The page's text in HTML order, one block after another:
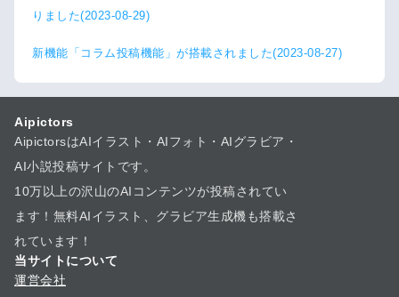
りました(2023-08-29)
新機能「コラム投稿機能」が搭載されました(2023-08-27)
Aipictors
AipictorsはAIイラスト・AIフォト・AIグラビア・
AI小説投稿サイトです。
10万以上の沢山のAIコンテンツが投稿されてい
ます！無料AIイラスト、グラビア生成機も搭載さ
れています！
当サイトについて
運営会社